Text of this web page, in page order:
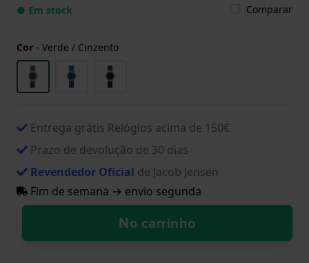
● Em stock Comparar
Cor - Verde / Cinzento
Entrega grátis Relógios acima de 150€
Prazo de devolução de 30 dias
Revendedor Oficial de Jacob Jensen
Fim de semana → envio segunda
No carrinho